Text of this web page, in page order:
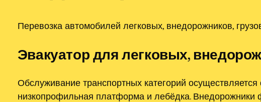
Перевозка автомобилей легковых, внедорожников,
Эвакуатор для легковых,
Обслуживание транспортных категорий
низкопрофильная платформа и лебёдка. Внедорожники